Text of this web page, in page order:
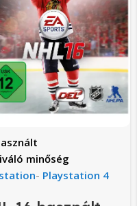
minőség
- Playstation 4